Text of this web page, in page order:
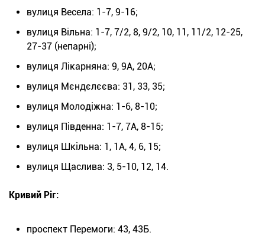
вулиця Весела: 1-7, 9-16;
вулиця Вільна: 1-7, 7/2, 8, 9/2, 10, 11, 11/2, 12-25,
27-37 (непарні);
вулиця Лікарняна: 9, 9А, 20А;
вулиця Мєндєлєєва: 31, 33, 35;
вулиця Молодіжна: 1-6, 8-10;
вулиця Південна: 1-7, 7А, 8-15;
вулиця Шкільна: 1, 1А, 4, 6, 15;
вулиця Щаслива: 3, 5-10, 12, 14.
Кривий Ріг:
проспект Перемоги: 43, 43Б.